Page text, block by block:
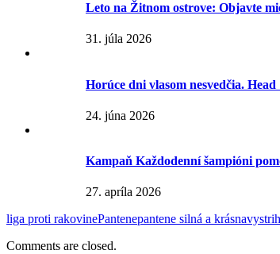
Leto na Žitnom ostrove: Objavte
31. júla 2026
Horúce dni vlasom nesvedčia.
24. júna 2026
Kampaň Každodenní šampióni
27. apríla 2026
liga proti rakovinePantenepantene silná a krásna
Comments are closed.